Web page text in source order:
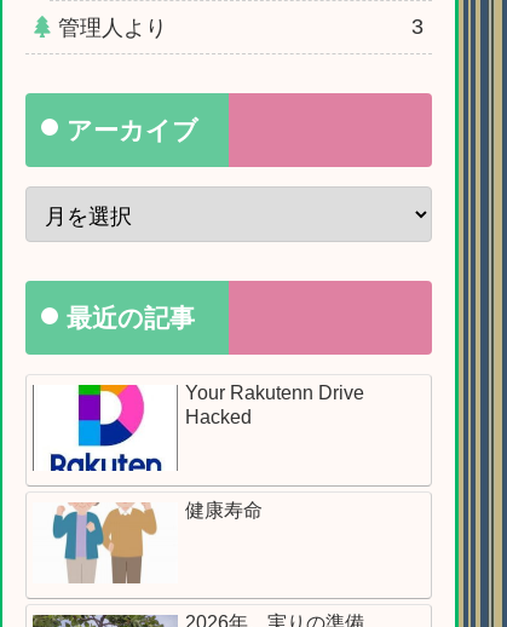
管理人より 3
アーカイブ
最近の記事
Your Rakutenn Drive
Hacked
健康寿命
2026年、実りの準備